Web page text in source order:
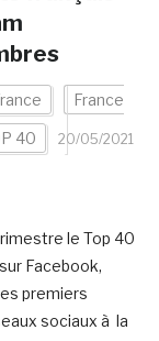
France
40
20/05/2021
le Top 40
Facebook,
premiers
sociaux à la